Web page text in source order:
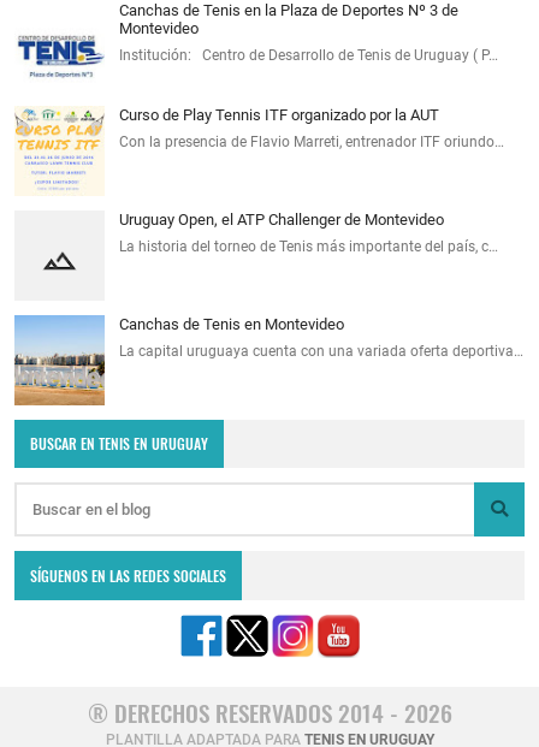
Canchas de Tenis en la Plaza de Deportes Nº 3 de
Montevideo
Institución: Centro de Desarrollo de Tenis de Uruguay ( P…
Curso de Play Tennis ITF organizado por la AUT
Con la presencia de Flavio Marreti, entrenador ITF oriundo…
Uruguay Open, el ATP Challenger de Montevideo
La historia del torneo de Tenis más importante del país, c…
Canchas de Tenis en Montevideo
La capital uruguaya cuenta con una variada oferta deportiva…
BUSCAR EN TENIS EN URUGUAY
SÍGUENOS EN LAS REDES SOCIALES
® DERECHOS RESERVADOS 2014 - 2026
PLANTILLA ADAPTADA PARA TENIS EN URUGUAY